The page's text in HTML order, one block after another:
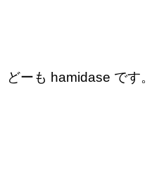
どーも hamidase です。